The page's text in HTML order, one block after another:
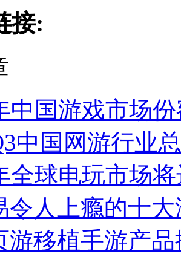
接:
中国游戏市场
中国网游行业
全球电玩市场
令人上瘾的十大
游移植手游产